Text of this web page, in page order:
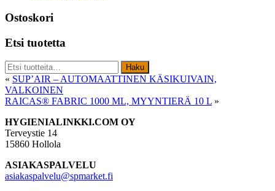
Ostoskori
Etsi tuotetta
Etsi: Haku
« SUP’AIR – AUTOMAATTINEN KÄSIKUIVAIN,
VALKOINEN
RAICAS® FABRIC 1000 ML, MYYNTIERÄ 10 L »
Footer
HYGIENIALINKKI.COM OY
Terveystie 14
15860 Hollola
ASIAKASPALVELU
asiakaspalvelu@spmarket.fi